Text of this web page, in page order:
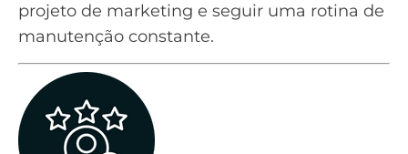
projeto de marketing e seguir uma rotina de
manutenção constante.